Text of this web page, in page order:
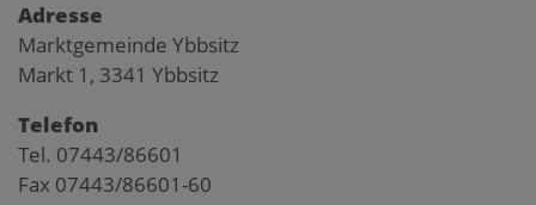
Adresse
Marktgemeinde Ybbsitz
Markt 1, 3341 Ybbsitz
Telefon
Tel. 07443/86601
Fax 07443/86601-60